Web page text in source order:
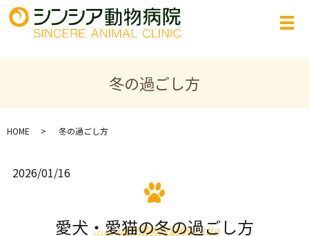
冬の過ごし方
HOME 冬の過ごし方
2026/01/16
愛犬・愛猫の冬の過ごし方